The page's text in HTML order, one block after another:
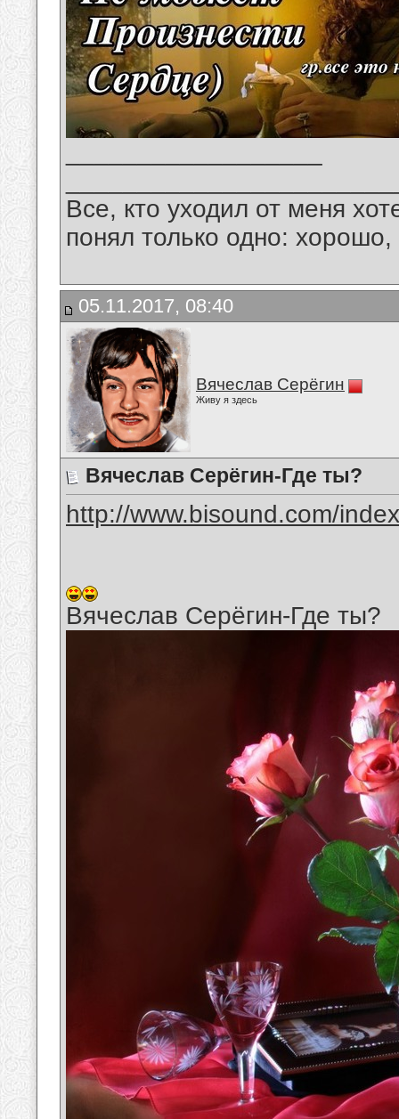
Все, кто уходил от меня
понял только одно:
05.11.2017, 08:40
Вячеслав Серёгин
Живу я здесь
Вячеслав Серёгин-Где ты?
http://www.bisound.com/
Вячеслав Серёгин-Где ты?